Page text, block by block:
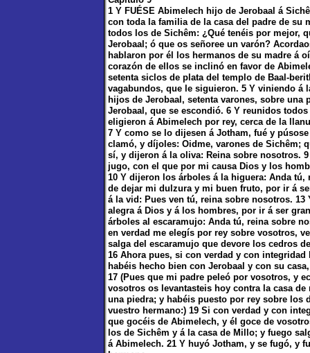
1 Y FUÉSE Abimelech hijo de Jerobaal á
con toda la familia de la casa del padre de su
todos los de Sichêm: ¿Qué tenéis por mejor,
Jerobaal; ó que os señoree un varón?
hablaron por él los hermanos de su madre á
corazón de ellos se inclinó en favor de
setenta siclos de plata del templo de Baal-
vagabundos, que le siguieron. 5 Y viniendo á
hijos de Jerobaal, setenta varones, sobre
Jerobaal, que se escondió. 6 Y reunidos
eligieron á Abimelech por rey, cerca de la
7 Y como se lo dijesen á Jotham, fué y
clamó, y díjoles: Oidme, varones de Sichêm;
sí, y dijeron á la oliva: Reina sobre nosotros.
jugo, con el que por mi causa Dios y los
10 Y dijeron los árboles á la higuera: Anda
de dejar mi dulzura y mi buen fruto, por ir á
á la vid: Pues ven tú, reina sobre nosotros.
alegra á Dios y á los hombres, por ir á ser
árboles al escaramujo: Anda tú, reina sobre
en verdad me elegís por rey sobre vosotros,
salga del escaramujo que devore los cedros
16 Ahora pues, si con verdad y con
habéis hecho bien con Jerobaal y con su
17 (Pues que mi padre peleó por vosotros, y
vosotros os levantasteis hoy contra la casa
una piedra; y habéis puesto por rey sobre los
vuestro hermano:) 19 Si con verdad y con
que gocéis de Abimelech, y él goce de
los de Sichêm y á la casa de Millo; y fuego
á Abimelech. 21 Y huyó Jotham, y se fugó, y